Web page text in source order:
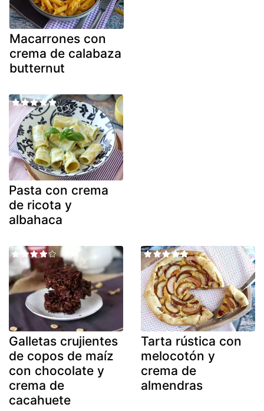
Macarrones con
crema de calabaza
butternut
Pasta con crema
de ricota y
albahaca
Galletas crujientes
de copos de maíz
con chocolate y
crema de
cacahuete
Tarta rústica con
melocotón y
crema de
almendras